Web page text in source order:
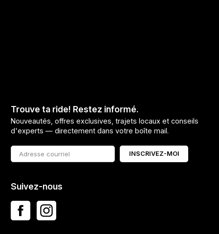
Trouve ta ride! Restez informé.
Nouveautés, offres exclusives, trajets locaux et conseils
d'experts — directement dans votre boîte mail.
INSCRIVEZ-MOI
Suivez-nous